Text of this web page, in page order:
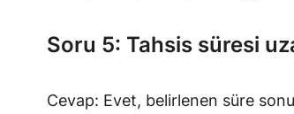
Soru 5: Tahsis süresi
Cevap: Evet, belirlenen süre